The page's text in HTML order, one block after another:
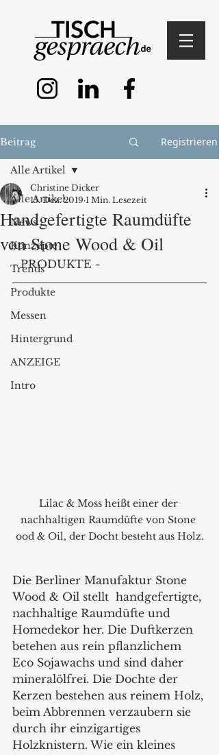
Beitrag Registrieren
Alle Artikel
News
Konzepte
Trends
Produkte
Messen
Hintergrund
ANZEIGE
Intro
Alle Artikel
Handgefertigte Raumdüfte
von Stone Wood & Oil
Christine Dicker
15. Dez. 2019 1 Min. Lesezeit
- PRODUKTE -
Lilac & Moss heißt einer der
nachhaltigen Raumdüfte von Stone
ood & Oil, der Docht besteht aus Holz.
Die Berliner Manufaktur Stone
Wood & Oil stellt  handgefertigte,
nachhaltige Raumdüfte und
Homedekor her. Die Duftkerzen
betehen aus rein pflanzlichem
Eco Sojawachs und sind daher
mineralölfrei. Die Dochte der
Kerzen bestehen aus reinem Holz,
beim Abbrennen verzaubern sie
durch ihr einzigartiges
Holzknistern. Wie ein kleines